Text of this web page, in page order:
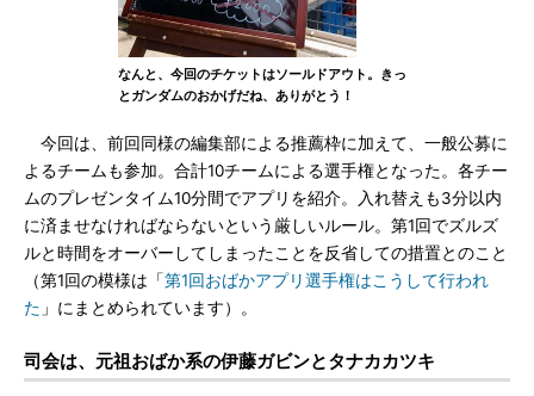
なんと、今回のチケットはソールドアウト。きっ
とガンダムのおかげだね、ありがとう！
今回は、前回同様の編集部による推薦枠に加えて、一般公募に
よるチームも参加。合計10チームによる選手権となった。各チー
ムのプレゼンタイム10分間でアプリを紹介。入れ替えも3分以内
に済ませなければならないという厳しいルール。第1回でズルズ
ルと時間をオーバーしてしまったことを反省しての措置とのこと
（第1回の模様は「第1回おばかアプリ選手権はこうして行われ
た 」にまとめられています）。
司会は、元祖おばか系の伊藤ガビンとタナカカツキ